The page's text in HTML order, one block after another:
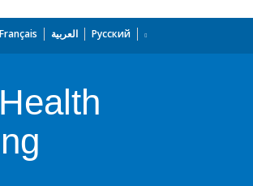
Français العربية Русский